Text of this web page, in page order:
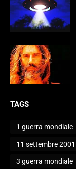
TAGS
1 guerra mondiale
11 settembre 2001
3 guerra mondiale